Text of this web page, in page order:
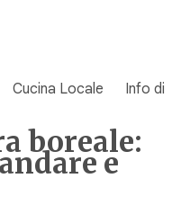
Cucina Locale Info di
boreale:
e